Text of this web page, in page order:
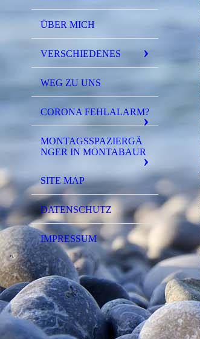
ÜBER MICH
VERSCHIEDENES
WEG ZU UNS
CORONA FEHLALARM?
MONTAGSSPAZIERGÄ
NGER IN MONTABAUR
SITE MAP
DATENSCHUTZ
IMPRESSUM